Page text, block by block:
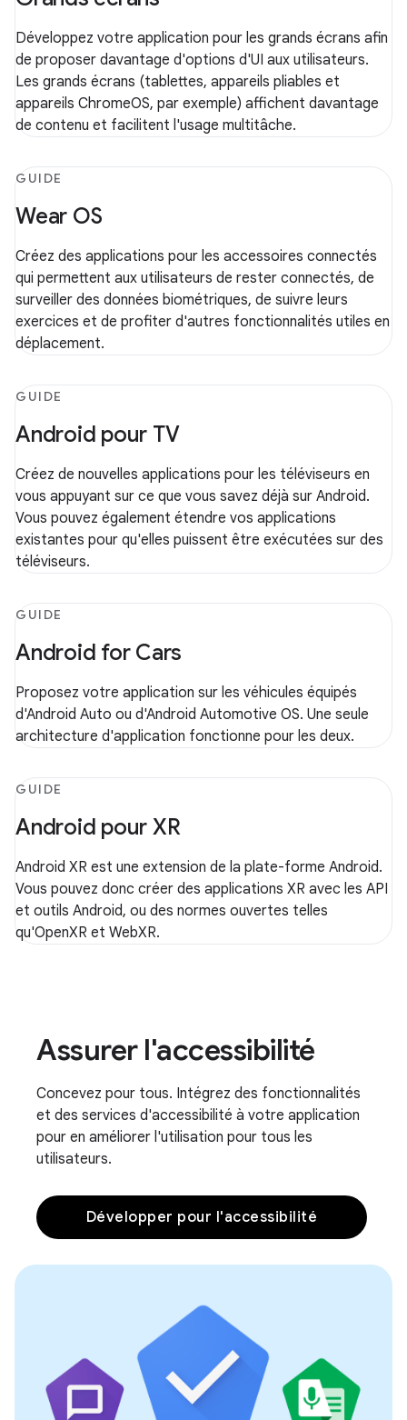
Développez votre application pour les grands écrans afin
de proposer davantage d'options d'UI aux utilisateurs.
Les grands écrans (tablettes, appareils pliables et
appareils ChromeOS, par exemple) affichent davantage
de contenu et facilitent l'usage multitâche.
GUIDE
Wear OS
Créez des applications pour les accessoires connectés
qui permettent aux utilisateurs de rester connectés, de
surveiller des données biométriques, de suivre leurs
exercices et de profiter d'autres fonctionnalités utiles en
déplacement.
GUIDE
Android pour TV
Créez de nouvelles applications pour les téléviseurs en
vous appuyant sur ce que vous savez déjà sur Android.
Vous pouvez également étendre vos applications
existantes pour qu'elles puissent être exécutées sur des
téléviseurs.
GUIDE
Android for Cars
Proposez votre application sur les véhicules équipés
d'Android Auto ou d'Android Automotive OS. Une seule
architecture d'application fonctionne pour les deux.
GUIDE
Android pour XR
Android XR est une extension de la plate-forme Android.
Vous pouvez donc créer des applications XR avec les API
et outils Android, ou des normes ouvertes telles
qu'OpenXR et WebXR.
Assurer l'accessibilité
Concevez pour tous. Intégrez des fonctionnalités
et des services d'accessibilité à votre application
pour en améliorer l'utilisation pour tous les
utilisateurs.
Développer pour l'accessibilité